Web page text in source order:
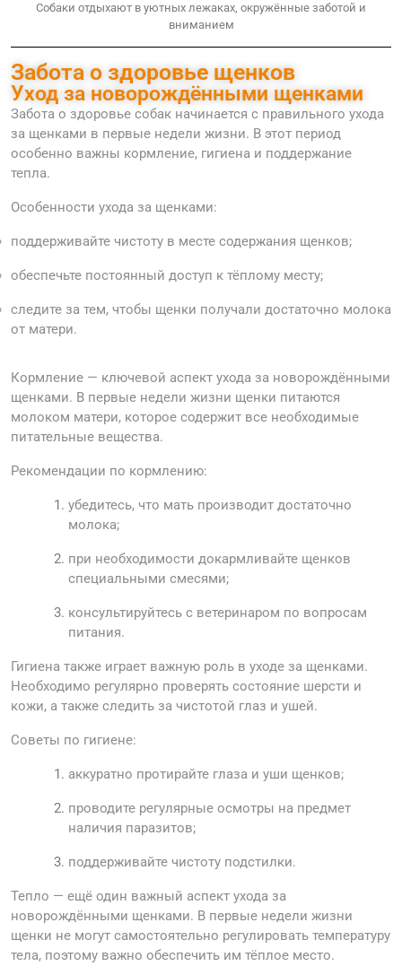
Собаки отдыхают в уютных лежаках, окружённые заботой и
вниманием
Забота о здоровье щенков
Уход за новорождёнными щенками
Забота о здоровье собак начинается с правильного ухода
за щенками в первые недели жизни. В этот период
особенно важны кормление, гигиена и поддержание
тепла.
Особенности ухода за щенками:
поддерживайте чистоту в месте содержания щенков;
обеспечьте постоянный доступ к тёплому месту;
следите за тем, чтобы щенки получали достаточно молока
от матери.
Кормление — ключевой аспект ухода за новорождёнными
щенками. В первые недели жизни щенки питаются
молоком матери, которое содержит все необходимые
питательные вещества.
Рекомендации по кормлению:
убедитесь, что мать производит достаточно
молока;
при необходимости докармливайте щенков
специальными смесями;
консультируйтесь с ветеринаром по вопросам
питания.
Гигиена также играет важную роль в уходе за щенками.
Необходимо регулярно проверять состояние шерсти и
кожи, а также следить за чистотой глаз и ушей.
Советы по гигиене:
аккуратно протирайте глаза и уши щенков;
проводите регулярные осмотры на предмет
наличия паразитов;
поддерживайте чистоту подстилки.
Тепло — ещё один важный аспект ухода за
новорождёнными щенками. В первые недели жизни
щенки не могут самостоятельно регулировать температуру
тела, поэтому важно обеспечить им тёплое место.